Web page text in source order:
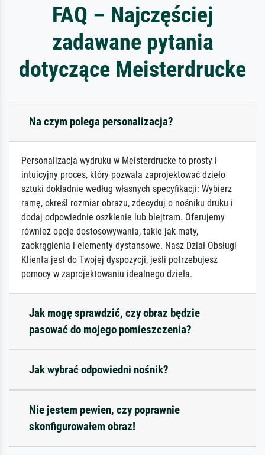
FAQ – Najczęściej
zadawane pytania
dotyczące Meisterdrucke
Na czym polega personalizacja?
Personalizacja wydruku w Meisterdrucke to prosty i
intuicyjny proces, który pozwala zaprojektować dzieło
sztuki dokładnie według własnych specyfikacji: Wybierz
ramę, określ rozmiar obrazu, zdecyduj o nośniku druku i
dodaj odpowiednie oszklenie lub blejtram. Oferujemy
również opcje dostosowywania, takie jak maty,
zaokrąglenia i elementy dystansowe. Nasz Dział Obsługi
Klienta jest do Twojej dyspozycji, jeśli potrzebujesz
pomocy w zaprojektowaniu idealnego dzieła.
Jak mogę sprawdzić, czy obraz będzie
pasować do mojego pomieszczenia?
Jak wybrać odpowiedni nośnik?
Nie jestem pewien, czy poprawnie
skonfigurowałem obraz!